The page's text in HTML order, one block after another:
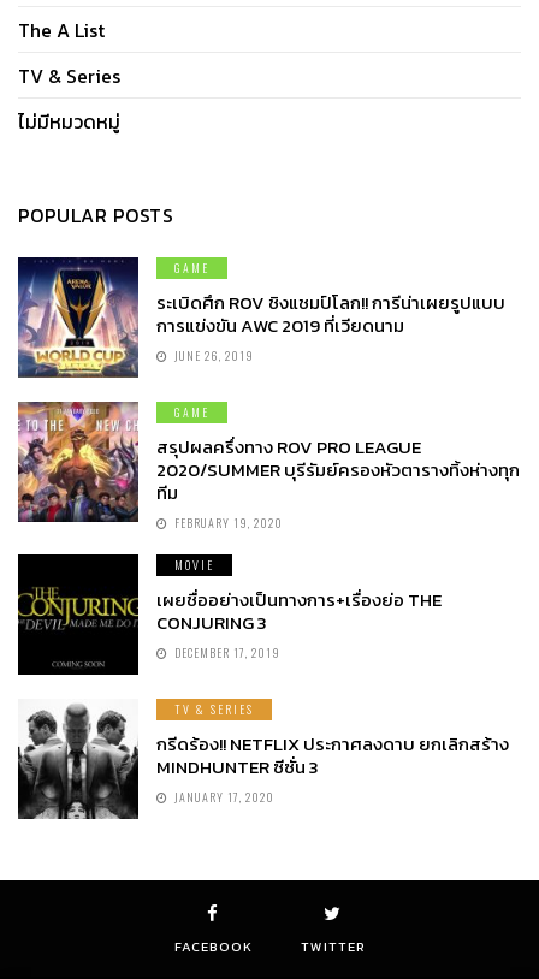
The A List
TV & Series
ไม่มีหมวดหมู่
POPULAR POSTS
GAME
ระเบิดศึก ROV ชิงแชมป์โลก!! การีน่าเผยรูปแบบ
การแข่งขัน AWC 2019 ที่เวียดนาม
JUNE 26, 2019
GAME
สรุปผลครึ่งทาง ROV PRO LEAGUE
2020/SUMMER บุรีรัมย์ครองหัวตารางทิ้งห่างทุก
ทีม
FEBRUARY 19, 2020
MOVIE
เผยชื่ออย่างเป็นทางการ+เรื่องย่อ THE
CONJURING 3
DECEMBER 17, 2019
TV & SERIES
กรีดร้อง!! NETFLIX ประกาศลงดาบ ยกเลิกสร้าง
MINDHUNTER ซีซั่น 3
JANUARY 17, 2020
FACEBOOK TWITTER